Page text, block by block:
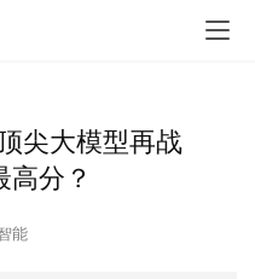
尖大模型再战
分？
能